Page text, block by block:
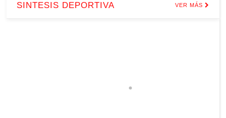
SINTESIS DEPORTIVA VER MÁS